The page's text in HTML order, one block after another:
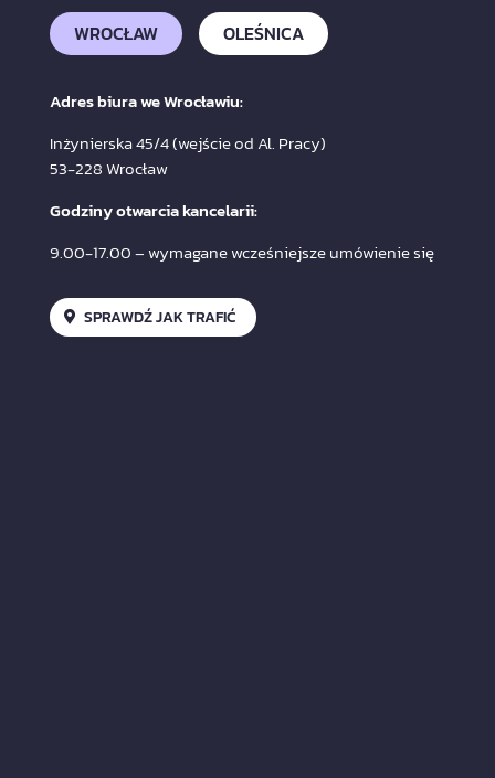
WROCŁAW OLEŚNICA
Adres biura we Wrocławiu:
Inżynierska 45/4 (wejście od Al. Pracy)
53-228 Wrocław
Godziny otwarcia kancelarii:
9.00-17.00 – wymagane wcześniejsze umówienie się
SPRAWDŹ JAK TRAFIĆ